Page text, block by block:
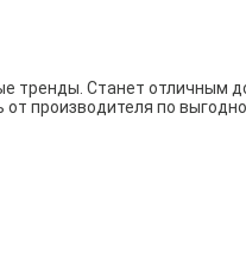
тренды. Станет отличным
производителя по